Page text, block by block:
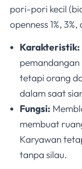
pori-pori kecil
openness 1%, 3%,
Karakteristik:
tetapi orang
dalam saat
Fungsi:
membuat
Karyawan
tanpa silau.